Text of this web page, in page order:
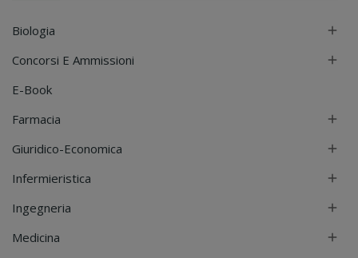
Biologia 
Concorsi E Ammissioni 
E-Book
Farmacia

Giuridico-Economica 
Infermieristica 
Ingegneria 
Medicina 